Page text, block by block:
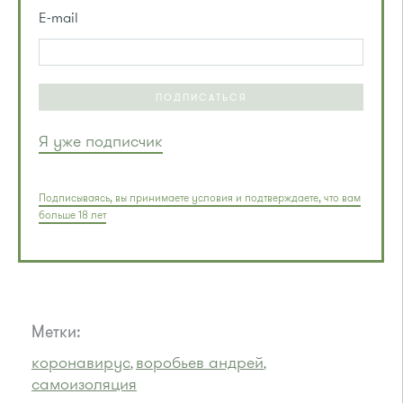
E-mail
ПОДПИСАТЬСЯ
Я уже подписчик
Подписываясь, вы принимаете условия и подтверждаете, что вам
больше 18 лет
Метки:
коронавирус, воробьев андрей,
самоизоляция